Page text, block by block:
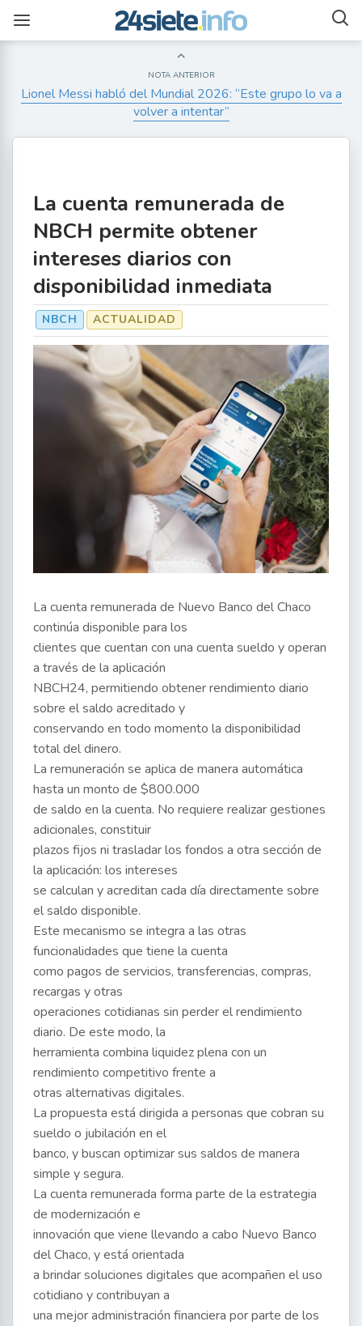
NOTA ANTERIOR
Lionel Messi habló del Mundial 2026: “Este grupo lo va a
volver a intentar”
La cuenta remunerada de
NBCH permite obtener
intereses diarios con
disponibilidad inmediata
NBCH ACTUALIDAD
La cuenta remunerada de Nuevo Banco del Chaco
continúa disponible para los
clientes que cuentan con una cuenta sueldo y operan
a través de la aplicación
NBCH24, permitiendo obtener rendimiento diario
sobre el saldo acreditado y
conservando en todo momento la disponibilidad
total del dinero.
La remuneración se aplica de manera automática
hasta un monto de $800.000
de saldo en la cuenta. No requiere realizar gestiones
adicionales, constituir
plazos fijos ni trasladar los fondos a otra sección de
la aplicación: los intereses
se calculan y acreditan cada día directamente sobre
el saldo disponible.
Este mecanismo se integra a las otras
funcionalidades que tiene la cuenta
como pagos de servicios, transferencias, compras,
recargas y otras
operaciones cotidianas sin perder el rendimiento
diario. De este modo, la
herramienta combina liquidez plena con un
rendimiento competitivo frente a
otras alternativas digitales.
La propuesta está dirigida a personas que cobran su
sueldo o jubilación en el
banco, y buscan optimizar sus saldos de manera
simple y segura.
La cuenta remunerada forma parte de la estrategia
de modernización e
innovación que viene llevando a cabo Nuevo Banco
del Chaco, y está orientada
a brindar soluciones digitales que acompañen el uso
cotidiano y contribuyan a
una mejor administración financiera por parte de los